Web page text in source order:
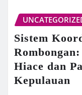
Sistem
Hiace dan
Kepulauan